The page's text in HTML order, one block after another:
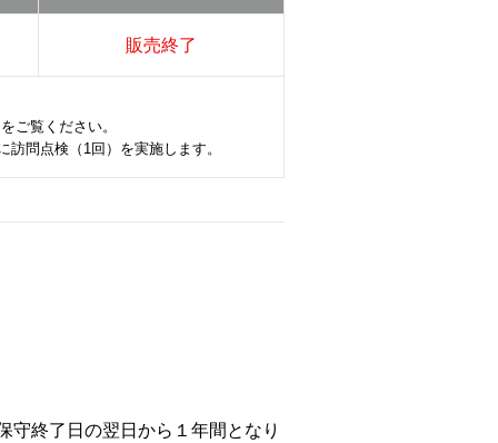
販売終了
をご覧ください。
問点検（1回）を実施します。
守終了日の翌日から１年間となり